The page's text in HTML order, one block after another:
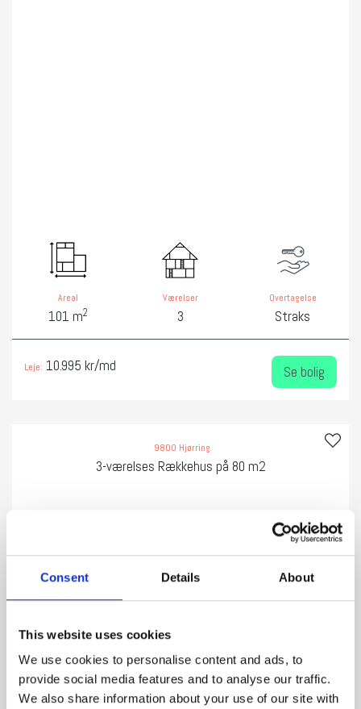
Consent Details About
This website uses cookies
We use cookies to personalise content and ads, to
provide social media features and to analyse our traffic.
We also share information about your use of our site with
Areal
101 m2
Værelser
3
Overtagelse
Straks
Leje: 10.995 kr/md Se bolig
9800 Hjørring
3-værelses Rækkehus på 80 m2
‹ ›